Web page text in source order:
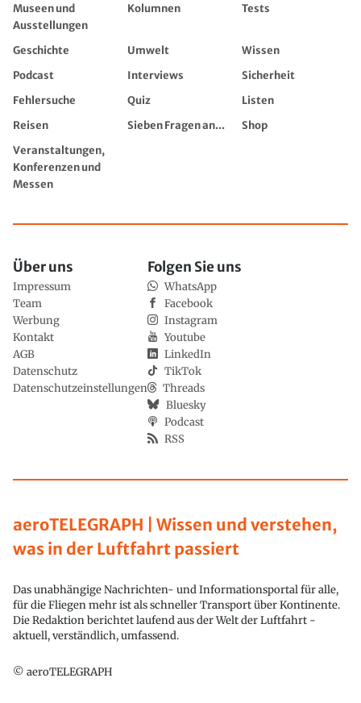
Museen und
Ausstellungen
Kolumnen Tests
Geschichte Umwelt
Wissen
Podcast
Interviews
Sicherheit
Fehlersuche
Quiz
Listen
Reisen
Sieben Fragen an...
Shop
Veranstaltungen,
Konferenzen und
Messen
aeroTELEGRAPH | Wissen und verstehen,
was in der Luftfahrt passiert
Das unabhängige Nachrichten- und Informationsportal für alle,
für die Fliegen mehr ist als schneller Transport über Kontinente.
Die Redaktion berichtet laufend aus der Welt der Luftfahrt -
aktuell, verständlich, umfassend.
© aeroTELEGRAPH
Über uns
Impressum
Team
Werbung
Kontakt
AGB
Datenschutz
Datenschutzeinstellungen
Folgen Sie uns
WhatsApp
Facebook
Instagram
Youtube
LinkedIn
TikTok
Threads
Bluesky
Podcast
RSS